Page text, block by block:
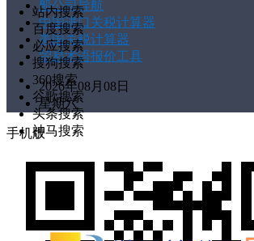
船公司导航
中国进口关税计算器
美国关税计算器
贸易术语报价工具
2026年08月08日
星期六
站内搜索
百度搜索
必应搜索
搜狗搜索
360搜索
谷歌搜索
头条搜索
神马搜索
索
手机版